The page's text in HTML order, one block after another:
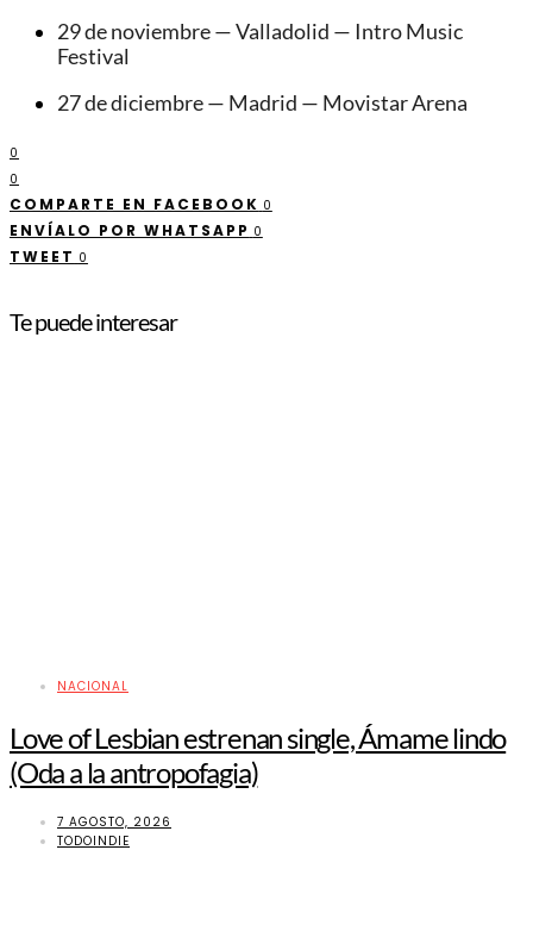
29 de noviembre — Valladolid — Intro Music
Festival
27 de diciembre — Madrid — Movistar Arena
0
0
COMPARTE EN FACEBOOK 0
ENVÍALO POR WHATSAPP 0
TWEET 0
Te puede interesar
NACIONAL
Love of Lesbian estrenan single, Ámame lindo
(Oda a la antropofagia)
7 AGOSTO, 2026
TODOINDIE